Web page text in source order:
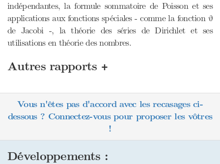
indépendantes, la formule sommatoire de Poisson et ses
applications aux fonctions spéciales - comme la fonction θ
de Jacobi -, la théorie des séries de Dirichlet et ses
utilisations en théorie des nombres.
Autres rapports +
Vous n'êtes pas d'accord avec les recasages ci-
dessous ? Connectez-vous pour proposer les vôtres
!
Développements :